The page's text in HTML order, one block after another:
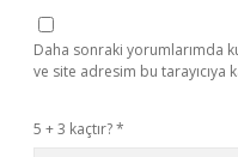
Daha sonraki yorumlarımda
ve site adresim bu tarayıcıya
5 + 3 kaçtır?*